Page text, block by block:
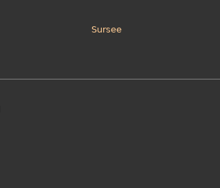
Sursee